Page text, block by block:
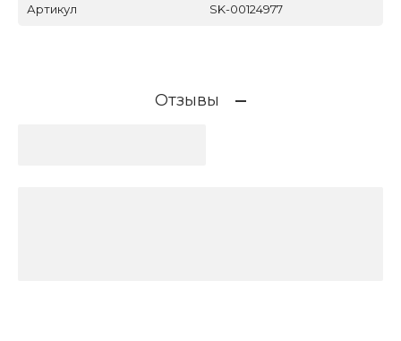
Артикул SK-00124977
Отзывы